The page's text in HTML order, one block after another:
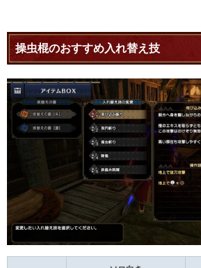
操虫棍のおすすめ入れ替え技